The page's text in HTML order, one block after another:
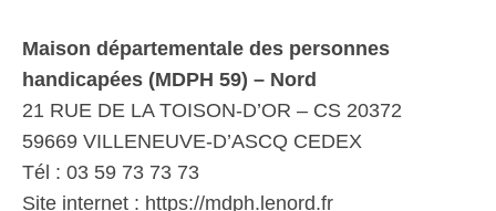
Maison départementale des personnes
handicapées (MDPH 59) – Nord
21 RUE DE LA TOISON-D’OR – CS 20372
59669 VILLENEUVE-D’ASCQ CEDEX
Tél : 03 59 73 73 73
Site internet : https://mdph.lenord.fr